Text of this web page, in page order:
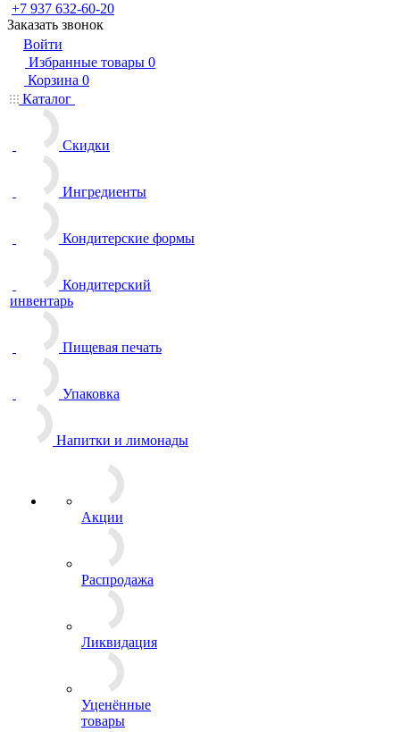
+7 937 632-60-20
Заказать звонок
Войти
Избранные товары 0
Корзина 0
Каталог
Скидки
Ингредиенты
Кондитерские формы
Кондитерский
инвентарь
Пищевая печать
Упаковка
Напитки и лимонады
Акции
Распродажа
Ликвидация
Уценённые
товары